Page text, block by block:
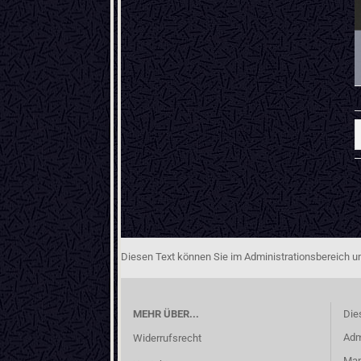
Diesen Text können Sie im Administrationsbereich
MEHR ÜBER...
Widerrufsrecht